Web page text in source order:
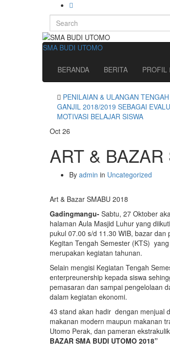
Search
for:
SMA BUDI UTOMO
BERANDA BERITA PROFIL
PENILAIAN & ULANGAN
GANJIL 2018/2019 SEBAGAI
MOTIVASI BELAJAR SISWA
Oct 26
ART &
By admin in Uncategorized
Art & Bazar SMABU 2018
Gadingmangu- Sabtu, 27 Oktober
halaman Aula Masjid Luhur yang
pukul 07.00 s/d 11.30 WIB, bazar
Kegitan Tengah Semester (KTS)
merupakan kegiatan tahunan.
Selain mengisi Kegiatan Tengah
enterpreunership kepada siswa
pemasaran dan sampai pengelolaan
dalam kegiatan ekonomi.
43 stand akan hadir dengan menjual
makanan modern maupun makanan
Utomo Perak, dan pameran
BAZAR SMA BUDI UTOMO 2018”